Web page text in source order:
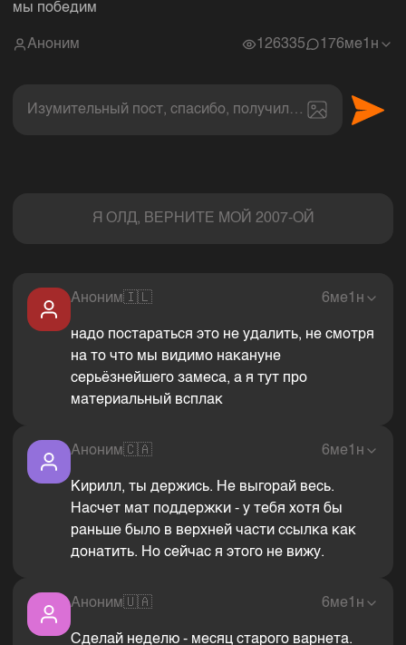
мы победим
Аноним 126335 176ме1н
Изумительный пост, спасибо, получил величайшее
Я ОЛД, ВЕРНИТЕ МОЙ 2007-ОЙ
Аноним🇮🇱 6ме1н
надо постараться это не удалить, не смотря
на то что мы видимо накануне
серьёзнейшего замеса, а я тут про
материальный всплак
Аноним🇨🇦 6ме1н
Кирилл, ты держись. Не выгорай весь.
Насчет мат поддержки - у тебя хотя бы
раньше было в верхней части ссылка как
донатить. Но сейчас я этого не вижу.
Аноним🇺🇦 6ме1н
Сделай неделю - месяц старого варнета.